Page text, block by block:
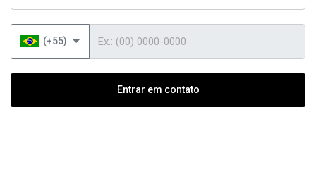
(+55)
Entrar em contato